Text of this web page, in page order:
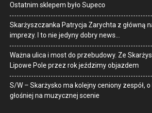
Ostatnim sklepem było Supeco
Skarżyszczanka Patrycja Zarychta z główną
imprezy. I to nie jedyny dobry news…
Ważna ulica i most do przebudowy. Ze
Lipowe Pole przez rok jeździmy objazdem
S/W – Skarżysko ma kolejny ceniony zespół,
głośniej na muzycznej scenie